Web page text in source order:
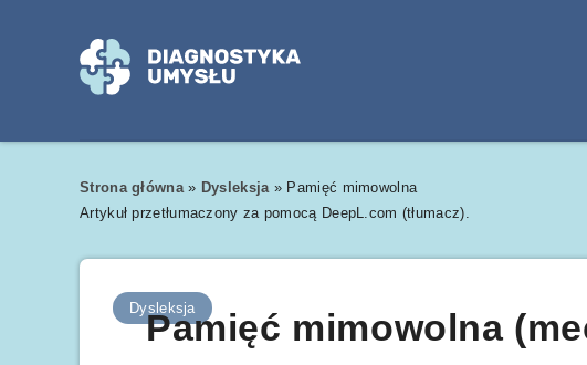
Strona główna» Dysleksja» Pamięć mimowolna
Artykuł przetłumaczony za pomocą DeepL.com (tłumacz).
Dysleksja
Pamięć mimowolna